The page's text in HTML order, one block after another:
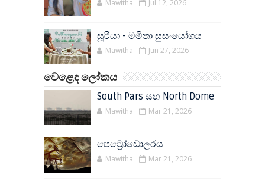
Mawitha Jul 12, 2026
සූරියා - මමිතා සුසංයෝගය
Mawitha Jun 27, 2026
වෙළෙඳ ලෝකය
South Pars සහ North Dome
Mawitha Mar 21, 2026
පෙට්‍රෝඩොලරය
Mawitha Mar 21, 2026